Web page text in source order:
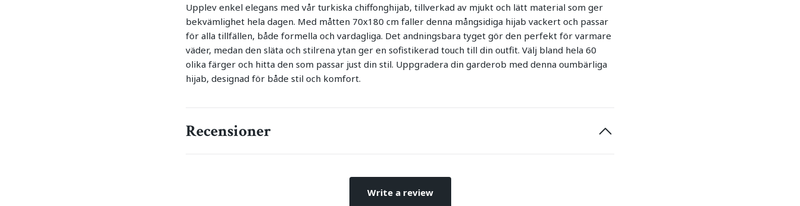
Upplev enkel elegans med vår turkiska chiffonghijab, tillverkad av mjukt och lätt material som ger
bekvämlighet hela dagen. Med måtten 70x180 cm faller denna mångsidiga hijab vackert och passar
för alla tillfällen, både formella och vardagliga. Det andningsbara tyget gör den perfekt för varmare
väder, medan den släta och stilrena ytan ger en sofistikerad touch till din outfit. Välj bland hela 60
olika färger och hitta den som passar just din stil. Uppgradera din garderob med denna oumbärliga
hijab, designad för både stil och komfort.
Recensioner
Write a review